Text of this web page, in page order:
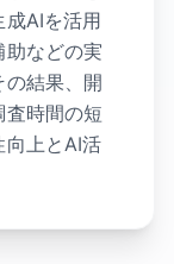
AIを活用
助などの実
結果、開
時間の短
向上とAI活